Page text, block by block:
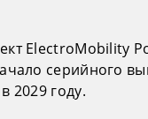
ElectroMobility
серийного
2029 году.